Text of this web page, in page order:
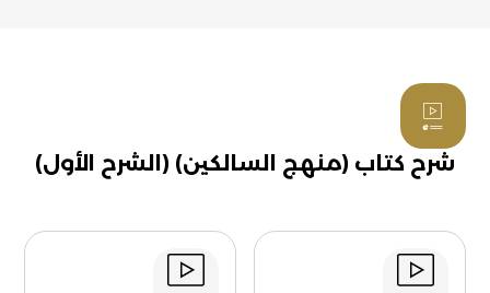
شرح كتاب (منهج السالكين) (الشرح الأول)